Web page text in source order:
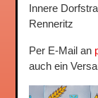
Innere
Renneritz
Per E-Mail an
auch ein